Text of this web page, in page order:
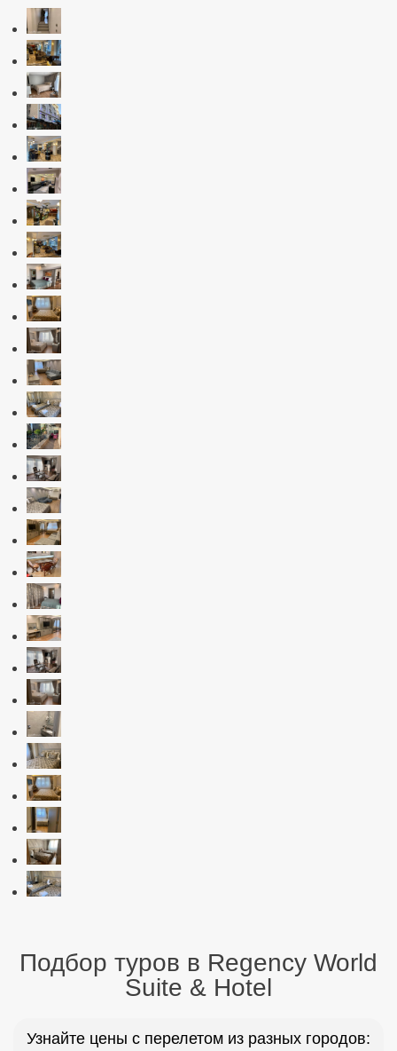
Подбор туров в Regency World
Suite & Hotel
Узнайте цены с перелетом из разных городов: